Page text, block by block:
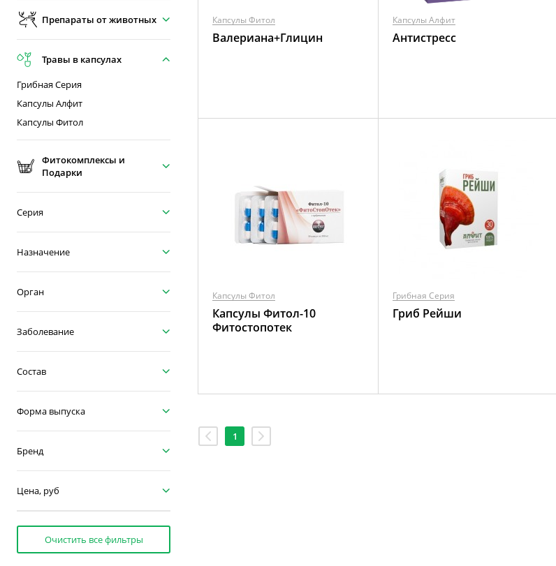
Препараты от животных
Травы в капсулах
Грибная Серия
Капсулы Алфит
Капсулы Фитол
Фитокомплексы и
Подарки
Серия
Назначение
Орган
Заболевание
Состав
Форма выпуска
Бренд
Цена, руб
Очистить все фильтры
Капсулы Фитол
Валериана+Глицин
Капсулы Алфит
Антистресс
Капсулы Фитол
Капсулы Фитол-10
Фитостопотек
Грибная Серия
Гриб Рейши
1